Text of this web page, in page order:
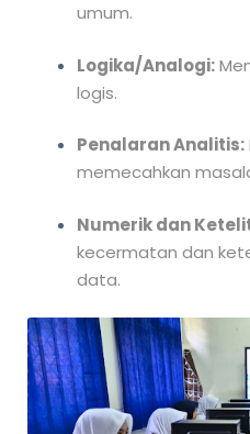
umum.
Logika/Analogi:
logis.
Penalaran Analitis:
memecahkan
Numerik dan
kecermatan dan
data.